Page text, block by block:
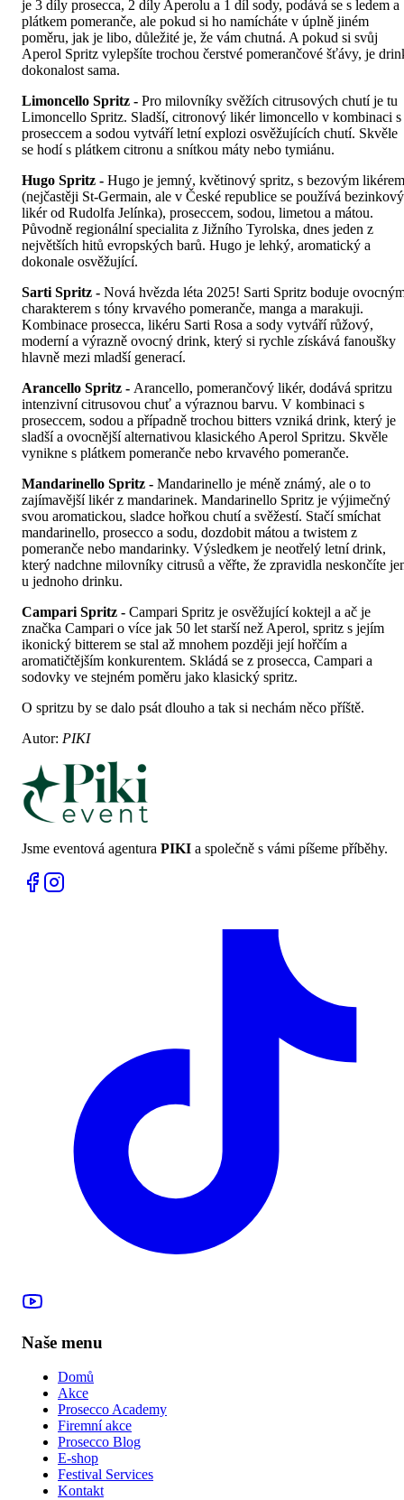
je 3 díly prosecca, 2 díly Aperolu a 1 díl sody, podává se s ledem a
plátkem pomeranče, ale pokud si ho namícháte v úplně jiném
poměru, jak je libo, důležité je, že vám chutná. A pokud si svůj
Aperol Spritz vylepšíte trochou čerstvé pomerančové šťávy, je
dokonalost sama.
Limoncello Spritz - Pro milovníky svěžích citrusových chutí je tu
Limoncello Spritz. Sladší, citronový likér limoncello v kombinaci s
proseccem a sodou vytváří letní explozi osvěžujících chutí. Skvěle
se hodí s plátkem citronu a snítkou máty nebo tymiánu.
Hugo Spritz - Hugo je jemný, květinový spritz, s bezovým likérem
(nejčastěji St-Germain, ale v České republice se používá bezinkový
likér od Rudolfa Jelínka), proseccem, sodou, limetou a mátou.
Původně regionální specialita z Jižního Tyrolska, dnes jeden z
největších hitů evropských barů. Hugo je lehký, aromatický a
dokonale osvěžující.
Sarti Spritz - Nová hvězda léta 2025! Sarti Spritz boduje
charakterem s tóny krvavého pomeranče, manga a marakuji.
Kombinace prosecca, likéru Sarti Rosa a sody vytváří růžový,
moderní a výrazně ovocný drink, který si rychle získává fanoušky
hlavně mezi mladší generací.
Arancello Spritz - Arancello, pomerančový likér, dodává spritzu
intenzivní citrusovou chuť a výraznou barvu. V kombinaci s
proseccem, sodou a případně trochou bitters vzniká drink, který je
sladší a ovocnější alternativou klasického Aperol Spritzu. Skvěle
vynikne s plátkem pomeranče nebo krvavého pomeranče.
Mandarinello Spritz - Mandarinello je méně známý, ale o to
zajímavější likér z mandarinek. Mandarinello Spritz je výjimečný
svou aromatickou, sladce hořkou chutí a svěžestí. Stačí smíchat
mandarinello, prosecco a sodu, dozdobit mátou a twistem z
pomeranče nebo mandarinky. Výsledkem je neotřelý letní drink,
který nadchne milovníky citrusů a věřte, že zpravidla neskončíte
u jednoho drinku.
Campari Spritz - Campari Spritz je osvěžující koktejl a ač je
značka Campari o více jak 50 let starší než Aperol, spritz s jejím
ikonický bitterem se stal až mnohem později její hořčím a
aromatičtějším konkurentem. Skládá se z prosecca, Campari a
sodovky ve stejném poměru jako klasický spritz.
O spritzu by se dalo psát dlouho a tak si nechám něco příště.
Autor: PIKI
Jsme eventová agentura PIKI a společně s vámi píšeme příběhy.
Naše menu
Domů
Akce
Prosecco Academy
Firemní akce
Prosecco Blog
E-shop
Festival Services
Kontakt